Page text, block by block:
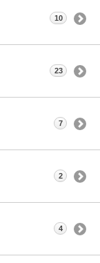
10
23
7
2
4